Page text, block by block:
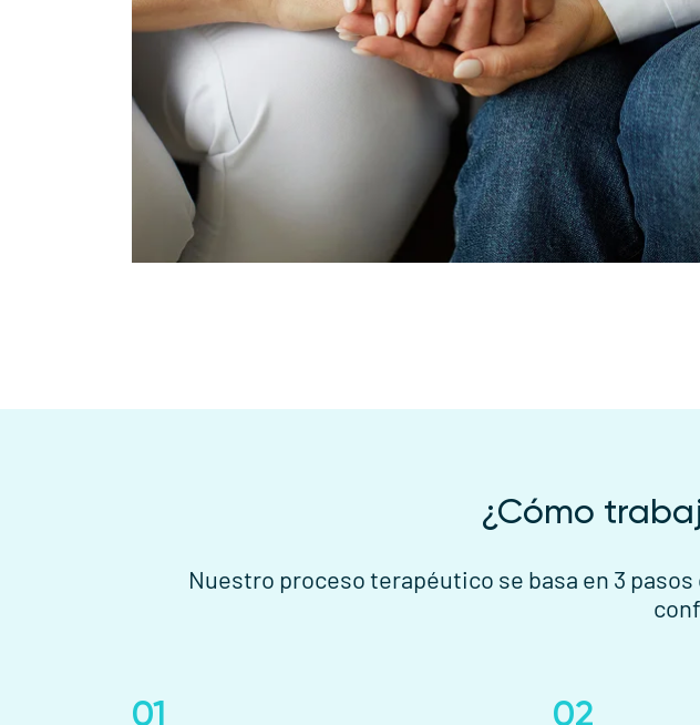
¿Cómo
Nuestro proceso terapéutico se basa en 3
01 02